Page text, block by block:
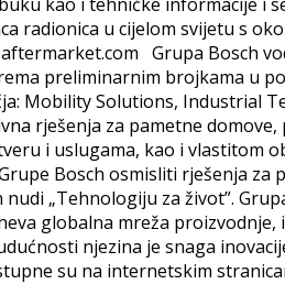
radionica u cijelom svijetu s
Grupa Bosch
preliminarnim brojkama u
Mobility Solutions, Industrial
rješenja za pametne
i uslugama, kao i vlastitom
Bosch osmisliti rješenja
nudi „Tehnologiju za život”.
globalna mreža
njezina je snaga
su na internetskim